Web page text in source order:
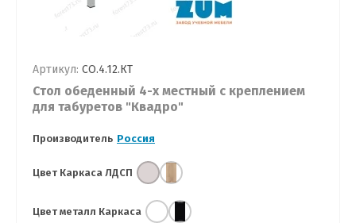
Артикул: СО.4.12.КТ
Стол обеденный 4-х местный с креплением
для табуретов "Квадро"
Производитель Россия
Цвет Каркаса ЛДСП
Цвет металл Каркаса